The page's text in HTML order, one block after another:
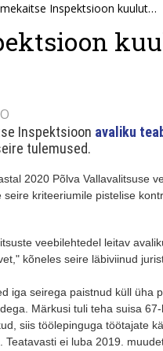
Andmekaitse Inspektsioon kuulutas Põlva valla veebilehe parimaks
Inspektsioon avaliku
tulemused.
2020 Põlva Vallavalitsuse
kriteeriumile pistelise
veebilehtedel leitav
kõneles seire läbiviinud
iga seirega paistnud küll üha
Märkusi tuli teha suisa
siis töölepinguga töötajate
ei luba 2019.